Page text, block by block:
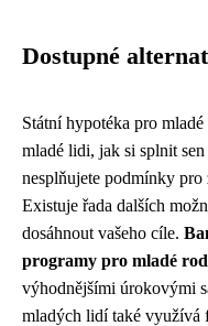
Dostupné
Státní hypotéka pro
mladé lidi, jak si splnit
nesplňujete podmínky
Existuje řada dalších
dosáhnout vašeho cíle.
programy pro mladé
výhodnějšími úrokovými
mladých lidí také využívá